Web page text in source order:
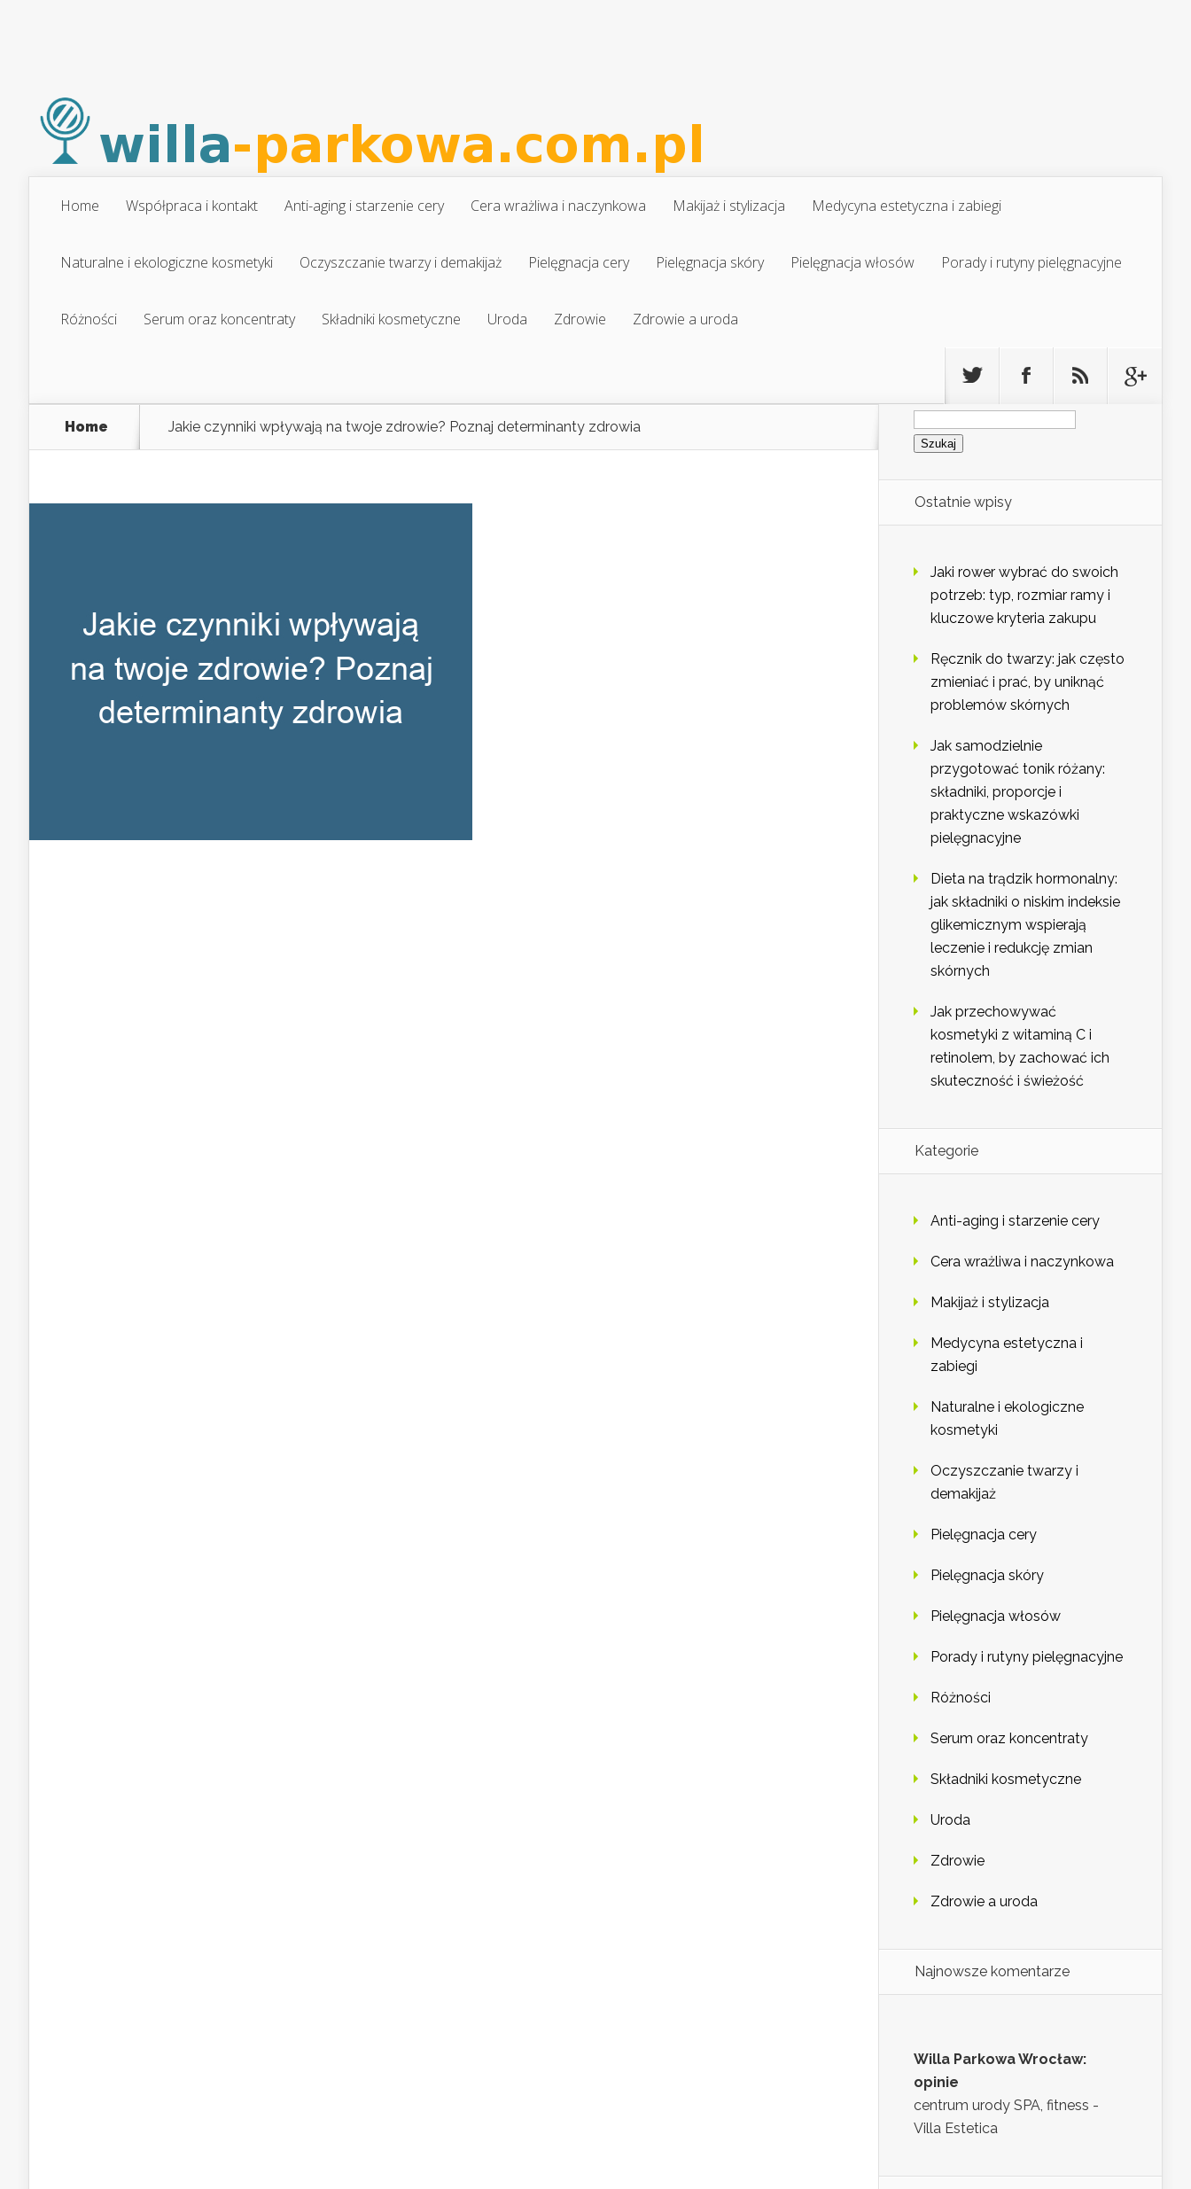
Home Współpraca i kontakt Anti-aging i starzenie cery Cera wrażliwa i naczynkowa Makijaż i stylizacja Medycyna estetyczna i zabiegi
Naturalne i ekologiczne kosmetyki Oczyszczanie twarzy i demakijaż Pielęgnacja cery Pielęgnacja skóry Pielęgnacja włosów Porady i rutyny pielęgnacyjne
Różności Serum oraz koncentraty Składniki kosmetyczne Uroda Zdrowie Zdrowie a uroda
Home Jakie czynniki wpływają na twoje zdrowie? Poznaj determinanty zdrowia
Szukaj:
Ostatnie wpisy
Jaki rower wybrać do swoich
potrzeb: typ, rozmiar ramy i
kluczowe kryteria zakupu
Ręcznik do twarzy: jak często
zmieniać i prać, by uniknąć
problemów skórnych
Jak samodzielnie
przygotować tonik różany:
składniki, proporcje i
praktyczne wskazówki
pielęgnacyjne
Dieta na trądzik hormonalny:
jak składniki o niskim indeksie
glikemicznym wspierają
leczenie i redukcję zmian
skórnych
Jak przechowywać
kosmetyki z witaminą C i
retinolem, by zachować ich
skuteczność i świeżość
Kategorie
Anti-aging i starzenie cery
Cera wrażliwa i naczynkowa
Makijaż i stylizacja
Medycyna estetyczna i
zabiegi
Naturalne i ekologiczne
kosmetyki
Oczyszczanie twarzy i
demakijaż
Pielęgnacja cery
Pielęgnacja skóry
Pielęgnacja włosów
Porady i rutyny pielęgnacyjne
Różności
Serum oraz koncentraty
Składniki kosmetyczne
Uroda
Zdrowie
Zdrowie a uroda
Najnowsze komentarze
Willa Parkowa Wrocław:
opinie
centrum urody SPA, fitness -
Villa Estetica